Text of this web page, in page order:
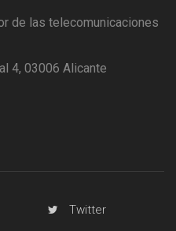
de las telecomunicaciones
4, 03006 Alicante
Twitter